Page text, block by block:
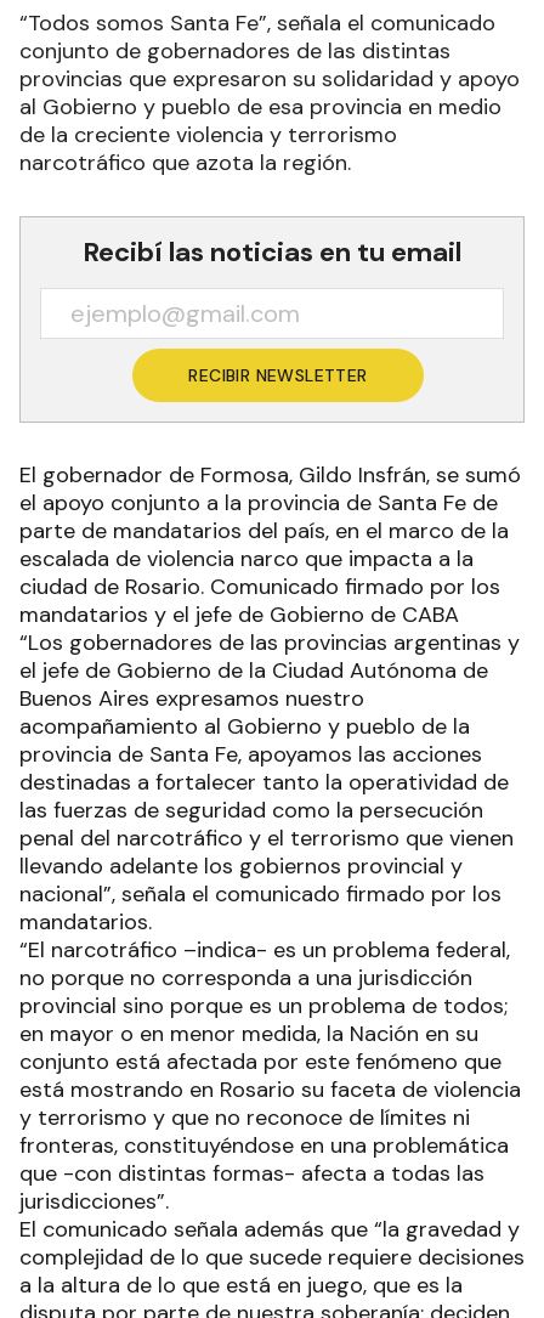
“Todos somos Santa Fe”, señala el comunicado
conjunto de gobernadores de las distintas
provincias que expresaron su solidaridad y apoyo
al Gobierno y pueblo de esa provincia en medio
de la creciente violencia y terrorismo
narcotráfico que azota la región.
Recibí las noticias en tu email
RECIBIR NEWSLETTER
El gobernador de Formosa, Gildo Insfrán, se sumó
el apoyo conjunto a la provincia de Santa Fe de
parte de mandatarios del país, en el marco de la
escalada de violencia narco que impacta a la
ciudad de Rosario. Comunicado firmado por los
mandatarios y el jefe de Gobierno de CABA
“Los gobernadores de las provincias argentinas y
el jefe de Gobierno de la Ciudad Autónoma de
Buenos Aires expresamos nuestro
acompañamiento al Gobierno y pueblo de la
provincia de Santa Fe, apoyamos las acciones
destinadas a fortalecer tanto la operatividad de
las fuerzas de seguridad como la persecución
penal del narcotráfico y el terrorismo que vienen
llevando adelante los gobiernos provincial y
nacional”, señala el comunicado firmado por los
mandatarios.
“El narcotráfico –indica- es un problema federal,
no porque no corresponda a una jurisdicción
provincial sino porque es un problema de todos;
en mayor o en menor medida, la Nación en su
conjunto está afectada por este fenómeno que
está mostrando en Rosario su faceta de violencia
y terrorismo y que no reconoce de límites ni
fronteras, constituyéndose en una problemática
que -con distintas formas- afecta a todas las
jurisdicciones”.
El comunicado señala además que “la gravedad y
complejidad de lo que sucede requiere decisiones
a la altura de lo que está en juego, que es la